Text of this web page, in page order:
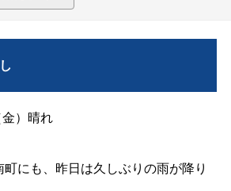
）晴れ
にも、昨日は久しぶりの雨が降り